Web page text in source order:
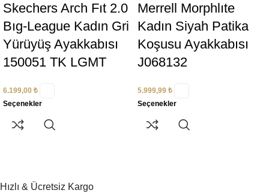
Skechers Arch Fıt 2.0
Bıg-League Kadın Gri
Yürüyüş Ayakkabısı
150051 TK LGMT
6.199,00 ₺
Seçenekler
Merrell Morphlıte
Kadın Siyah Patika
Koşusu Ayakkabısı
J068132
5.999,99 ₺
Seçenekler
Hızlı & Ücretsiz Kargo